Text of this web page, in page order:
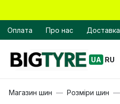
Оплата Про нас Доставка
UA RU
Магазин шин Розміри шин